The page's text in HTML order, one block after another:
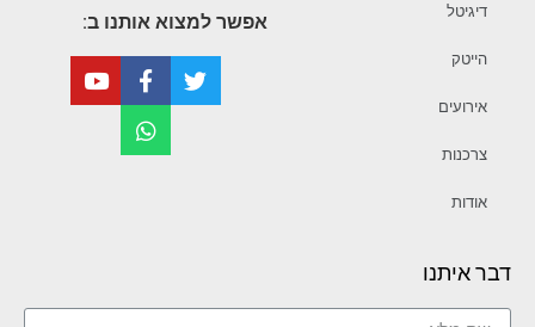
דיגיטל
הייטק
אירועים
צרכנות
אודות
אפשר למצוא אותנו ב:
דבר איתנו